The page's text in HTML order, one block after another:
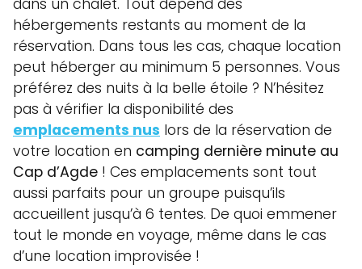
dans un chalet. Tout dépend des
hébergements restants au moment de la
réservation. Dans tous les cas, chaque location
peut héberger au minimum 5 personnes. Vous
préférez des nuits à la belle étoile ? N’hésitez
pas à vérifier la disponibilité des
emplacements nus lors de la réservation de
votre location en camping dernière minute au
Cap d’Agde ! Ces emplacements sont tout
aussi parfaits pour un groupe puisqu’ils
accueillent jusqu’à 6 tentes. De quoi emmener
tout le monde en voyage, même dans le cas
d’une location improvisée !